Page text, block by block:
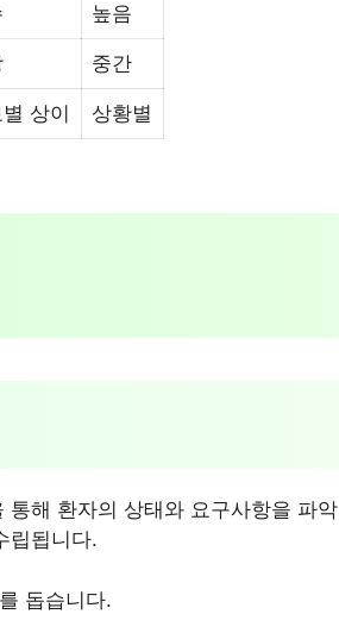
높음
중간
상이 상황별
해 환자의 상태와 요구사항을 파악
립됩니다.
돕습니다.